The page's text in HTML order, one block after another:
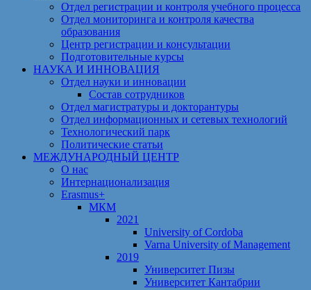
Отдел регистрации и контроля учебного процесса
Отдел мониторинга и контроля качества
образования
Центр регистрации и консультации
Подготовительные курсы
НАУКА И ИННОВАЦИЯ
Отдел науки и инновации
Состав сотрудников
Отдел магистратуры и докторантуры
Отдел информационных и сетевых технологий
Технологический парк
Политические статьи
МЕЖДУНАРОДНЫЙ ЦЕНТР
О нас
Интернационализация
Erasmus+
МКМ
2021
University of Cordoba
Varna University of Management
2019
Университет Пизы
Университет Кантабрии